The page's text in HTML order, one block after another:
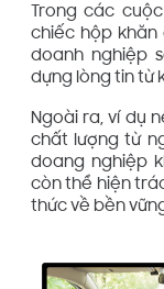
Trong các
chiếc hộp
doanh nghiệp
dựng lòng tin từ
Ngoài ra, ví dụ
chất lượng từ
doang nghiệp
còn thể hiện
thức về bền